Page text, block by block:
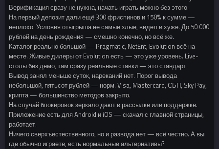
Верификация сразу не нужна, начать играть можно без этого.
На первый депозит дали ещё 300 фриспинов и 150% к сумме —
неплохо. Условия отыгрыша не самые злые, видел и хуже. До 50 000
рублей на день рождения — смешно конечно, но всё же.
Каталог реально большой — Pragmatic, NetEnt, Evolution всё на
месте. Живые дилеры от Evolution есть — это уже уровень. Live-
столы без демо, там сразу реальные ставки — это стандарт.
Вывод занял меньше суток, нареканий нет. Порог вывода
небольшой, пятьсот рублей — норм. Visa, Mastercard, СБП, Sky Pay,
крипта — большинство методов закрыто.
На случай блокировок зеркало дают в рассылке или поддержке.
Приложение есть для Android и iOS — скачал с главной страницы,
работает.
Ничего сверхъестественного, но и развода нет — всё честно. А вы
где обычно играете, есть нормальные альтернативы?